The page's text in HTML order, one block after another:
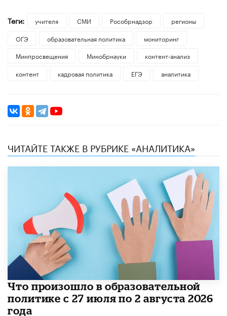
Теги: учителя СМИ Рособрнадзор
регионы
ОГЭ
образовательная политика
мониторинг
Минпросвещения
Минобрнауки
контент-анализ
контент
кадровая политика ЕГЭ аналитика
ЧИТАЙТЕ ТАКЖЕ В РУБРИКЕ «АНАЛИТИКА»
​Что произошло в образовательной
политике с 27 июля по 2 августа 2026
года